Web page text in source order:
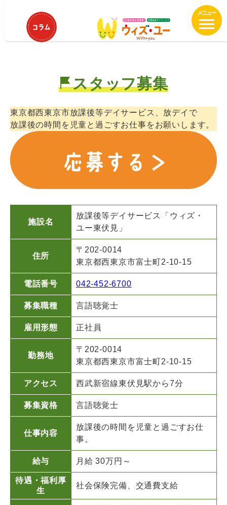
へ
移
動
ウィズ・ユー東伏見 言語聴覚士募
集！
スタッフ募集
東京都西東京市放課後等デイサービス、放デイで
放課後の時間を児童と過ごすお仕事をお願いします。
施設名
放課後等デイサービス「ウィズ・
ユー東伏見」
住所
〒202-0014
東京都西東京市富士町2-10-15
電話番号 042-452-6700
募集職種 言語聴覚士
雇用形態 正社員
勤務地
〒202-0014
東京都西東京市富士町2-10-15
アクセス 西武新宿線東伏見駅から7分
募集資格 言語聴覚士
仕事内容
放課後の時間を児童と過ごすお仕
事。
給与 月給 30万円～
待遇・福利厚
生
社会保険完備、交通費支給